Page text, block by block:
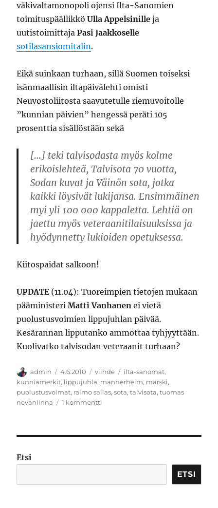
väkivaltamonopoli ojensi Ilta-Sanomien
toimituspäällikköUlla Appelsinille ja
uutistoimittajaPasi Jaakkoselle
sotilasansiomitalin.
Eikä suinkaan turhaan, sillä Suomen toiseksi
isänmaallisin iltapäivälehti omisti
Neuvostoliitosta saavutetulle riemuvoitolle
”kunnian päivien” hengessä peräti 105
prosenttia sisällöstään sekä
[…] teki talvisodasta myös kolme
erikoislehteä, Talvisota 70 vuotta,
Sodan kuvat ja Väinön sota, jotka
kaikki löysivät lukijansa. Ensimmäinen
myi yli 100 000 kappaletta. Lehtiä on
jaettu myös veteraanitilaisuuksissa ja
hyödynnetty lukioiden opetuksessa.
Kiitospaidat salkoon!
UPDATE(11.04): Tuoreimpien tietojen mukaan
pääministeriMatti Vanhanen ei vietä
puolustusvoimien lippujuhlan päivää.
Kesärannan lipputanko ammottaa tyhjyyttään.
Kuolivatko talvisodan veteraanit turhaan?
Kirjoittaja
admin Julkaistu
4.6.2010 Kategoriat
viihde Avainsanat
ilta-sanomat,
kunniamerkit, lippujuhla, mannerheim, marski,
puolustusvoimat, raimo sailas,sota,talvisota,tuomas
nevanlinna
1 kommentti
Etsi
ETSI